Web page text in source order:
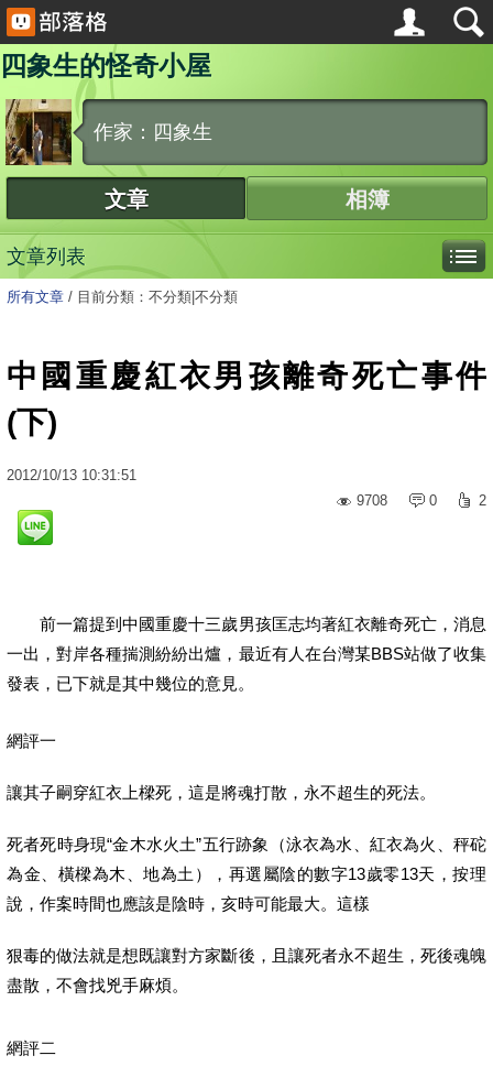
四象生的怪奇小屋
作家：四象生
文章 相簿
文章列表
所有文章 / 目前分類：不分類|不分類
中國重慶紅衣男孩離奇死亡事件
(下)
2012/10/13 10:31:51
9708
0 2
前一篇提到中國重慶十三歲男孩匡志均著紅衣離奇死亡，消息
一出，對岸各種揣測紛紛出爐，最近有人在台灣某BBS站做了收集
發表，已下就是其中幾位的意見。
網評一
讓其子嗣穿紅衣上樑死，這是將魂打散，永不超生的死法。
死者死時身現“金木水火土”五行跡象（泳衣為水、紅衣為火、秤砣
為金、橫樑為木、地為土），再選屬陰的數字13歲零13天，按理
說，作案時間也應該是陰時，亥時可能最大。這樣
狠毒的做法就是想既讓對方家斷後，且讓死者永不超生，死後魂魄
盡散，不會找兇手麻煩。
網評二